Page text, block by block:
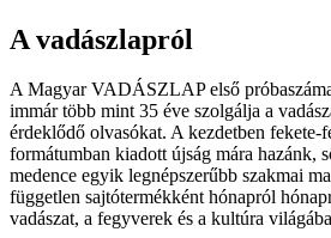
A vadászlapról
A Magyar VADÁSZLAP első
immár több mint 35 éve szolgálja a
érdeklődő olvasókat. A kezdetben fekete-
formátumban kiadott újság mára hazánk,
medence egyik legnépszerűbb szakmai
független sajtótermékként hónapról
vadászat, a fegyverek és a kultúra